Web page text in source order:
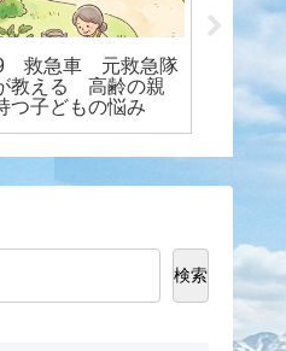
骨粗しょう症 寝た
りの関連性は？
検索